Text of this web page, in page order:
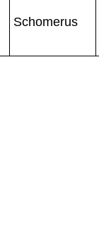
Schomerus